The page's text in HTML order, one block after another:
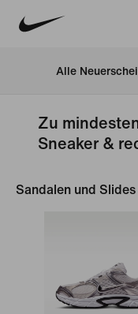
Alle
Zu
Sneaker &
Sandalen und Slides